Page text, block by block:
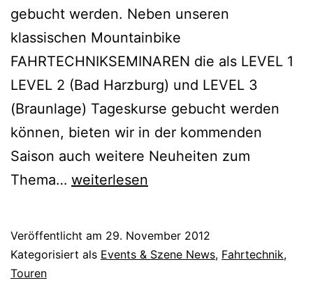
gebucht werden. Neben unseren
klassischen Mountainbike
FAHRTECHNIKSEMINAREN die als LEVEL 1
LEVEL 2 (Bad Harzburg) und LEVEL 3
(Braunlage) Tageskurse gebucht werden
können, bieten wir in der kommenden
Saison auch weitere Neuheiten zum
Thema… News
Video
weiterlesen
Veröffentlicht am 29. November 2012
Kategorisiert als Events & Szene News, Fahrtechnik,
Touren